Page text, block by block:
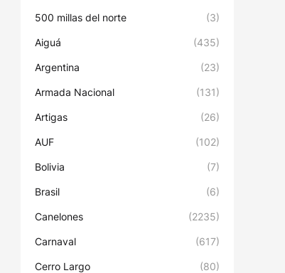
500 millas del norte (3)
Aiguá (435)
Argentina (23)
Armada Nacional (131)
Artigas (26)
AUF (102)
Bolivia (7)
Brasil (6)
Canelones (2235)
Carnaval (617)
Cerro Largo (80)